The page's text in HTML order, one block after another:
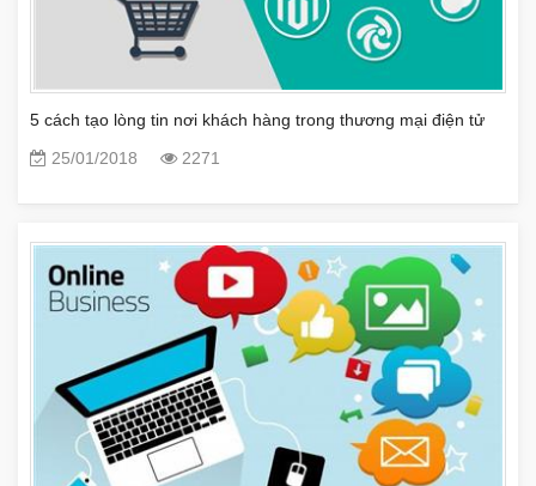
5 cách tạo lòng tin nơi khách hàng trong thương mại điện tử
25/01/2018
2271